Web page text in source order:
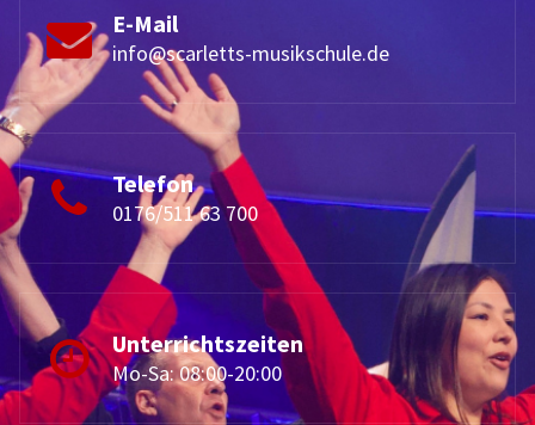
E-Mail
info@scarletts-musikschule.de
Telefon
0176/511 63 700
Unterrichtszeiten
Mo-Sa: 08:00-20:00